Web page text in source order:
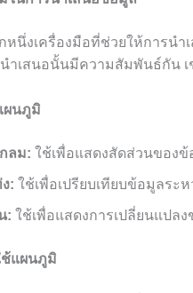
นึ่งเครื่องมือที่ช่วยให้การนำ
ำเสนอนั้นมีความสัมพันธ์กัน เ
ผนภูมิ
ลม: ใช้เพื่อแสดงสัดส่วนของ
: ใช้เพื่อเปรียบเทียบข้อมูลระ
: ใช้เพื่อแสดงการเปลี่ยนแปล
ช้แผนภูมิ